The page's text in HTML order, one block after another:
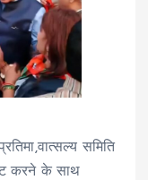
समिति
करने के साथ